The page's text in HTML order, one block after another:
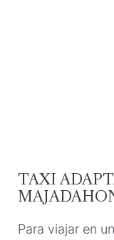
TAXI
Para viajar en